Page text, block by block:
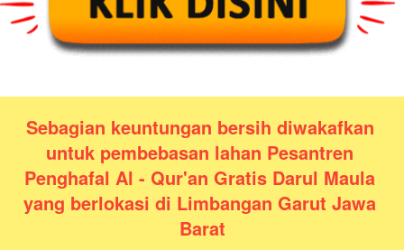
Sebagian keuntungan bersih diwakafkan
untuk pembebasan lahan Pesantren
Penghafal Al - Qur'an Gratis Darul Maula
yang berlokasi di Limbangan Garut Jawa
Barat